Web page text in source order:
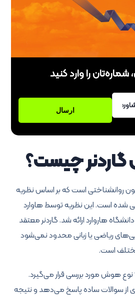
شماره‌تان را وارد کنید
چیست؟
روانشناختی است که بر اساس نظریه
است. این نظریه توسط هاوارد
هاروارد ارائه شد. گاردنر معتقد
ریاضی یا زبانی محدود نمی‌شود
است.
در این تست معمولا ۸ تا ۹ نوع هوش مورد بررسی قرار می‌گیرد.
سوالات ساده پاسخ می‌دهد و نتیجه